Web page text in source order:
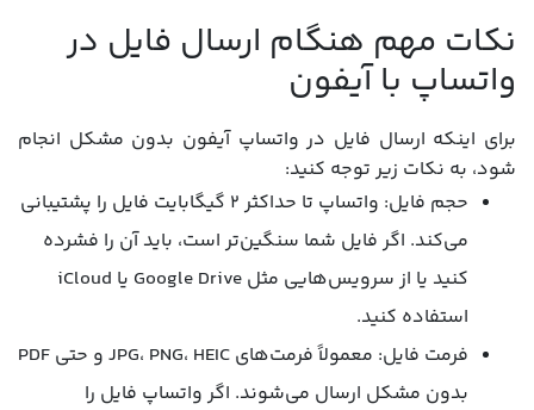
نکات مهم هنگام ارسال فایل در
واتساپ با آیفون
برای اینکه ارسال فایل در واتساپ آیفون بدون مشکل انجام
شود، به نکات زیر توجه کنید:
حجم فایل: واتساپ تا حداکثر ۲ گیگابایت فایل را پشتیبانی
می‌کند. اگر فایل شما سنگین‌تر است، باید آن را فشرده
کنید یا از سرویس‌هایی مثل Google Drive یا iCloud
استفاده کنید.
فرمت فایل: معمولاً فرمت‌های JPG، PNG، HEIC و حتی PDF
بدون مشکل ارسال می‌شوند. اگر واتساپ فایل را